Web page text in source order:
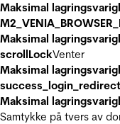
Maksimal
Maksimal
scrollLockVenter
Maksimal
Maksimal
Samtykke på tvers av